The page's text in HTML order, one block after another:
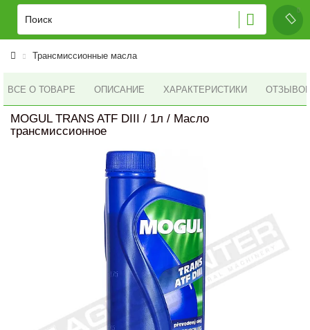
Трансмиссионные масла
ВСЕ О ТОВАРЕ ОПИСАНИЕ ХАРАКТЕРИСТИКИ ОТЗЫВОВ
MOGUL TRANS ATF DIII / 1л / Масло
трансмиссионное